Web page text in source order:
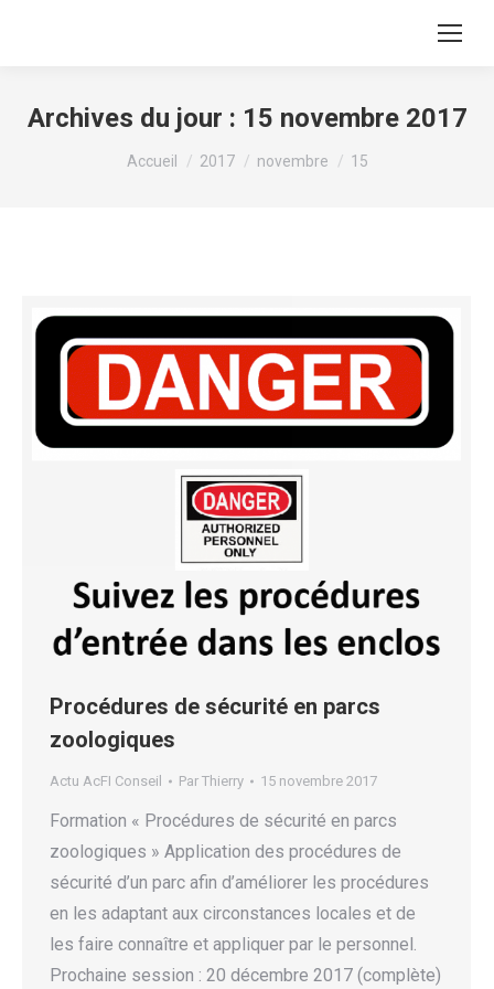
Archives du jour : 15 novembre 2017
Vous êtes ici :
Accueil 2017 novembre 15
Procédures de sécurité en parcs
zoologiques
Actu AcFI Conseil Par Thierry 15 novembre 2017
Formation « Procédures de sécurité en parcs
zoologiques » Application des procédures de
sécurité d’un parc afin d’améliorer les procédures
en les adaptant aux circonstances locales et de
les faire connaître et appliquer par le personnel.
Prochaine session : 20 décembre 2017 (complète)